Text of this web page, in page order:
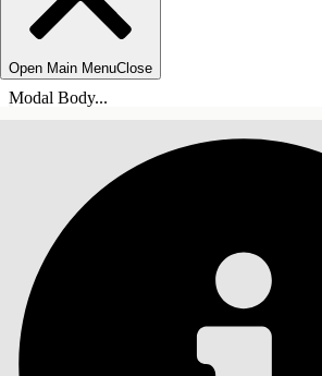
Open Main MenuClose
Modal Body...
目录